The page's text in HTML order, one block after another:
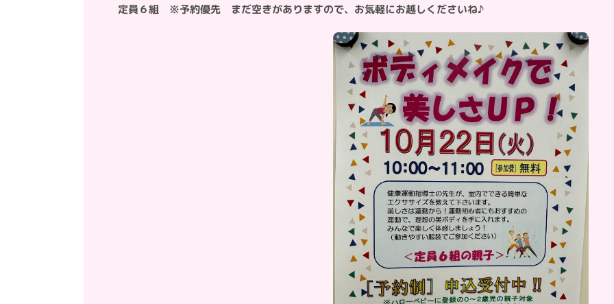
定員６組 ※予約優先 まだ空きがありますので、お気軽にお越しくださいね♪